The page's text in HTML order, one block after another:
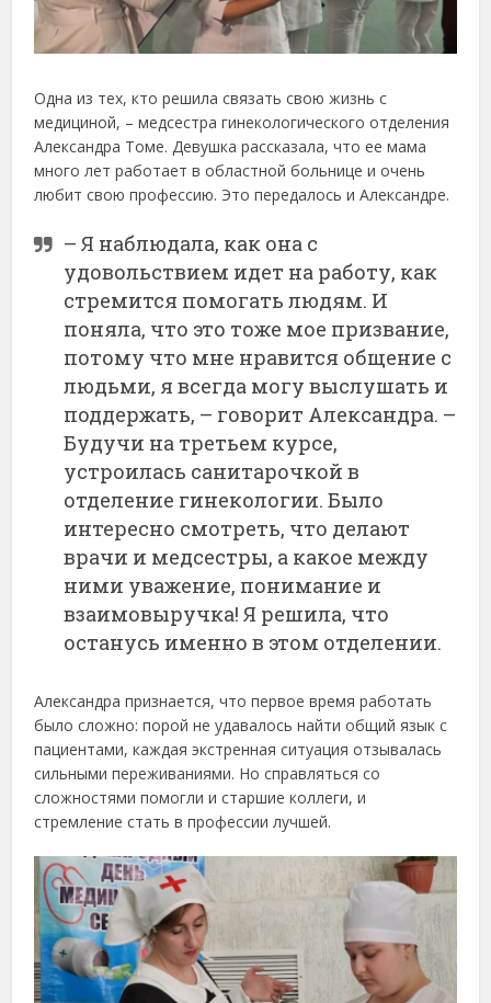
Одна из тех, кто решила связать свою жизнь с
медициной, – медсестра гинекологического отделения
Александра Томе. Девушка рассказала, что ее мама
много лет работает в областной больнице и очень
любит свою профессию. Это передалось и Александре.
– Я наблюдала, как она с
удовольствием идет на работу, как
стремится помогать людям. И
поняла, что это тоже мое призвание,
потому что мне нравится общение с
людьми, я всегда могу выслушать и
поддержать, – говорит Александра. –
Будучи на третьем курсе,
устроилась санитарочкой в
отделение гинекологии. Было
интересно смотреть, что делают
врачи и медсестры, а какое между
ними уважение, понимание и
взаимовыручка! Я решила, что
останусь именно в этом отделении.
Александра признается, что первое время работать
было сложно: порой не удавалось найти общий язык с
пациентами, каждая экстренная ситуация отзывалась
сильными переживаниями. Но справляться со
сложностями помогли и старшие коллеги, и
стремление стать в профессии лучшей.